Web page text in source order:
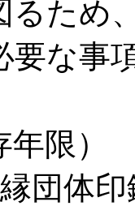
るため
要な事
限）
体印